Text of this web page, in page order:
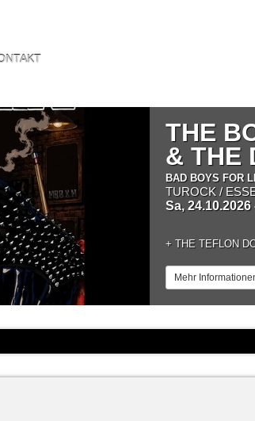
THE
& THE
BAD BOYS FOR
TUROCK /
Sa,
+ THE TEFLON
Mehr